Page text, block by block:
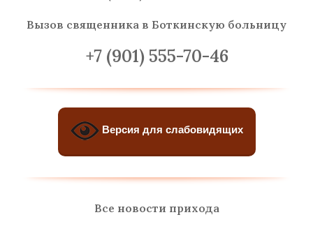
Вызов священника в Боткинскую больницу
+7 (901) 555-70-46
Версия для слабовидящих
Все новости прихода